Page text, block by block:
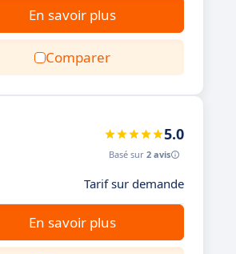
En savoir plus
Comparer
5.0
Basé sur 2 avis
Tarif sur demande
En savoir plus